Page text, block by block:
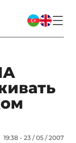
19:38 - 23 / 05 / 2007